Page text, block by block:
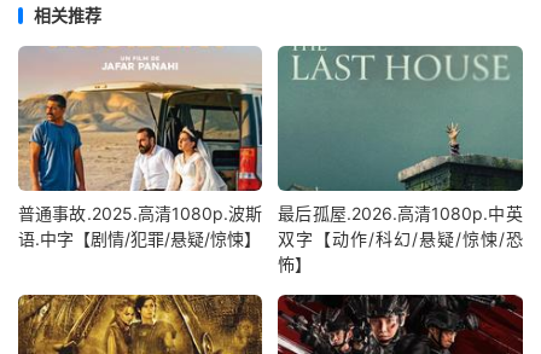
相关推荐
普通事故.2025.高清1080p.波斯
语.中字【剧情/犯罪/悬疑/惊悚】
最后孤屋.2026.高清1080p.中英
双字【动作/科幻/悬疑/惊悚/恐
怖】